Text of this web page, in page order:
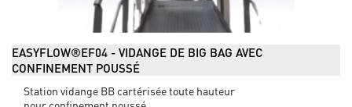
EASYFLOW®EF04 - VIDANGE DE BIG BAG AVEC
CONFINEMENT POUSSÉ
Station vidange BB cartérisée toute hauteur